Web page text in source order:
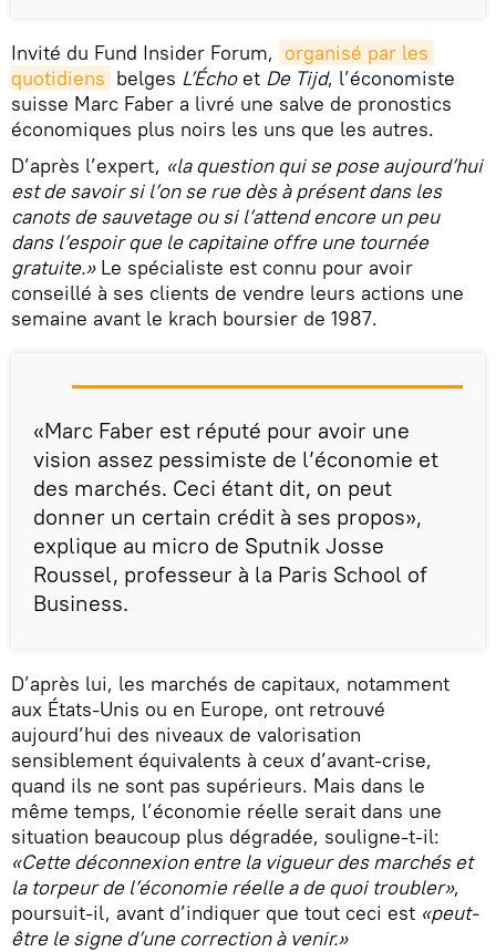
Invité du Fund Insider Forum, organisé par les
quotidiens belges L’Échoet De Tijd, l’économiste
suisse Marc Faber a livré une salve de pronostics
économiques plus noirs les uns que les autres.
D’après l’expert, «la question qui se pose aujourd’hui
est de savoir si l’on se rue dès à présent dans les
canots de sauvetage ou si l’attend encore un peu
dans l’espoir que le capitaine offre une tournée
gratuite.»Le spécialiste est connu pour avoir
conseillé à ses clients de vendre leurs actions une
semaine avant le krach boursier de 1987.
«Marc Faber est réputé pour avoir une
vision assez pessimiste de l’économie et
des marchés. Ceci étant dit, on peut
donner un certain crédit à ses propos»,
explique au micro de Sputnik Josse
Roussel, professeur à la Paris School of
Business.
D’après lui, les marchés de capitaux, notamment
aux États-Unis ou en Europe, ont retrouvé
aujourd’hui des niveaux de valorisation
sensiblement équivalents à ceux d’avant-crise,
quand ils ne sont pas supérieurs. Mais dans le
même temps, l’économie réelle serait dans une
situation beaucoup plus dégradée, souligne-t-il:
«Cette déconnexion entre la vigueur des marchés et
la torpeur de l’économie réelle a de quoi troubler»,
poursuit-il, avant d’indiquer que tout ceci est «peut-
être le signe d’une correction à venir.»